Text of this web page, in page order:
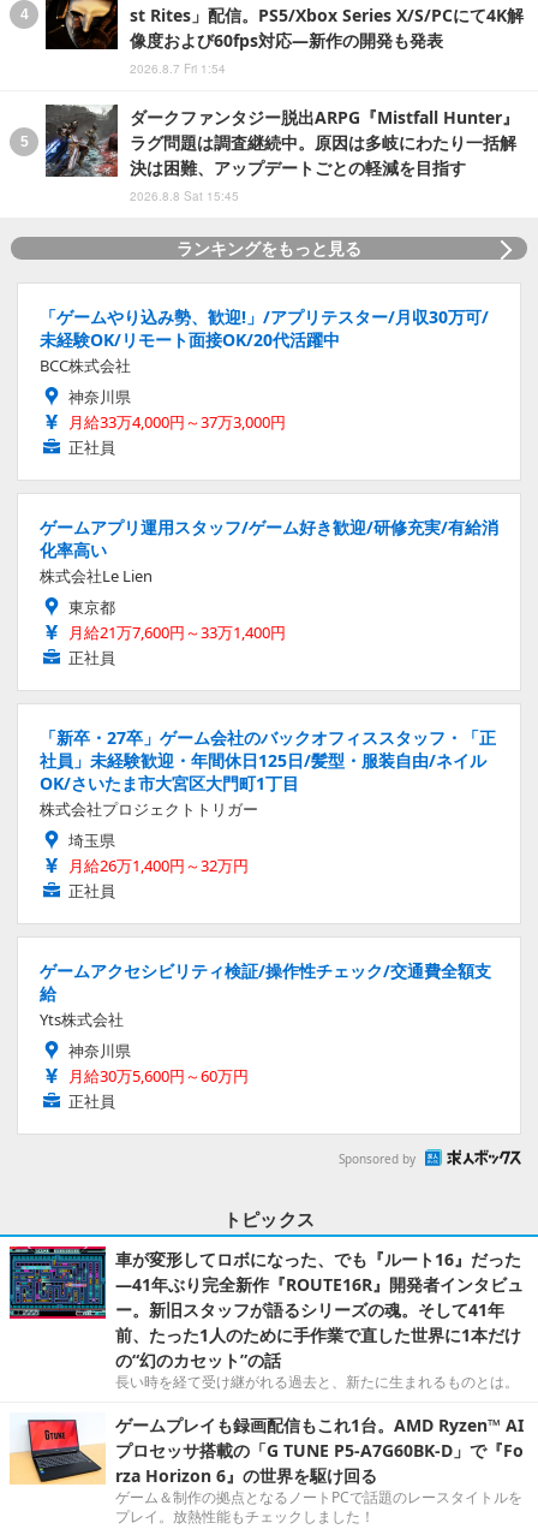
st Rites」配信。PS5/Xbox Series X/S/PCにて4K解
像度および60fps対応―新作の開発も発表
2026.8.7 Fri 1:54
ダークファンタジー脱出ARPG『Mistfall Hunter』
ラグ問題は調査継続中。原因は多岐にわたり一括解
決は困難、アップデートごとの軽減を目指す
2026.8.8 Sat 15:45
ランキングをもっと見る
「ゲームやり込み勢、歓迎!」/アプリテスター/月収30万可/
未経験OK/リモート面接OK/20代活躍中
BCC株式会社
神奈川県
月給33万4,000円～37万3,000円
正社員
ゲームアプリ運用スタッフ/ゲーム好き歓迎/研修充実/有給消
化率高い
株式会社Le Lien
東京都
月給21万7,600円～33万1,400円
正社員
「新卒・27卒」ゲーム会社のバックオフィススタッフ・「正
社員」未経験歓迎・年間休日125日/髪型・服装自由/ネイル
OK/さいたま市大宮区大門町1丁目
株式会社プロジェクトトリガー
埼玉県
月給26万1,400円～32万円
正社員
ゲームアクセシビリティ検証/操作性チェック/交通費全額支
給
Yts株式会社
神奈川県
月給30万5,600円～60万円
正社員
Sponsored by
トピックス
車が変形してロボになった、でも『ルート16』だった
―41年ぶり完全新作『ROUTE16R』開発者インタビュ
ー。新旧スタッフが語るシリーズの魂。そして41年
前、たった1人のために手作業で直した世界に1本だけ
の“幻のカセット”の話
長い時を経て受け継がれる過去と、新たに生まれるものとは。
ゲームプレイも録画配信もこれ1台。AMD Ryzen™ AI
プロセッサ搭載の「G TUNE P5-A7G60BK-D」で『Fo
rza Horizon 6』の世界を駆け回る
ゲーム＆制作の拠点となるノートPCで話題のレースタイトルを
プレイ。放熱性能もチェックしました！